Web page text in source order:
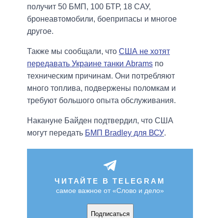
получит 50 БМП, 100 БТР, 18 САУ,
бронеавтомобили, боеприпасы и многое
другое.
Также мы сообщали, что США не хотят
передавать Украине танки Abrams по
техническим причинам. Они потребляют
много топлива, подвержены поломкам и
требуют большого опыта обслуживания.
Накануне Байден подтвердил, что США
могут передать БМП Bradley для ВСУ.
ЧИТАЙТЕ В TELEGRAM
самое важное от «Слово и дело»
Подписаться